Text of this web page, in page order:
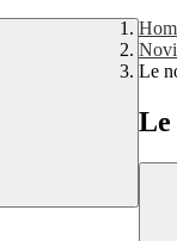
Le
Le